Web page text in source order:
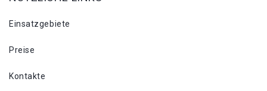
Einsatzgebiete
Preise
Kontakte